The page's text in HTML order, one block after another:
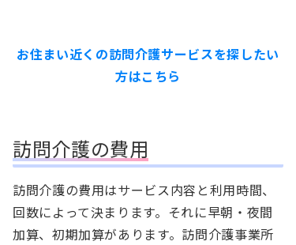
お住まい近くの訪問介護サービスを探したい
方はこちら
訪問介護の費用
訪問介護の費用はサービス内容と利用時間、
回数によって決まります。それに早朝・夜間
加算、初期加算があります。訪問介護事業所